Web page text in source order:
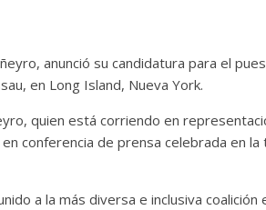
anunció su candidatura para el
en Long Island, Nueva York.
quien está corriendo en
conferencia de prensa celebrada en
a la más diversa e inclusiva